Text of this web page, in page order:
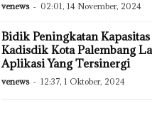
venews - 02:01, 14 November, 2024
Bidik Peningkatan
Kadisdik Kota Palembang
Aplikasi Yang Tersinergi
venews - 12:37, 1 Oktober, 2024